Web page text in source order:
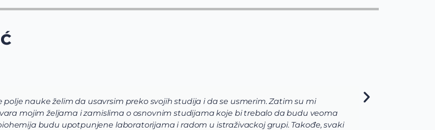
nauke želim da usavrsim preko svojih studija i da se usmerim. Zatim su mi
mojim željama i zamislima o osnovnim studijama koje bi trebalo da budu veoma
budu upotpunjene laboratorijama i radom u istraživackoj grupi. Takođe, svaki